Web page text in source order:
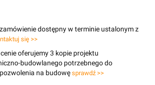
dostępny w terminie ustalonym z
się >>
oferujemy 3 kopie projektu
budowlanego potrzebnego do
na budowę sprawdź >>